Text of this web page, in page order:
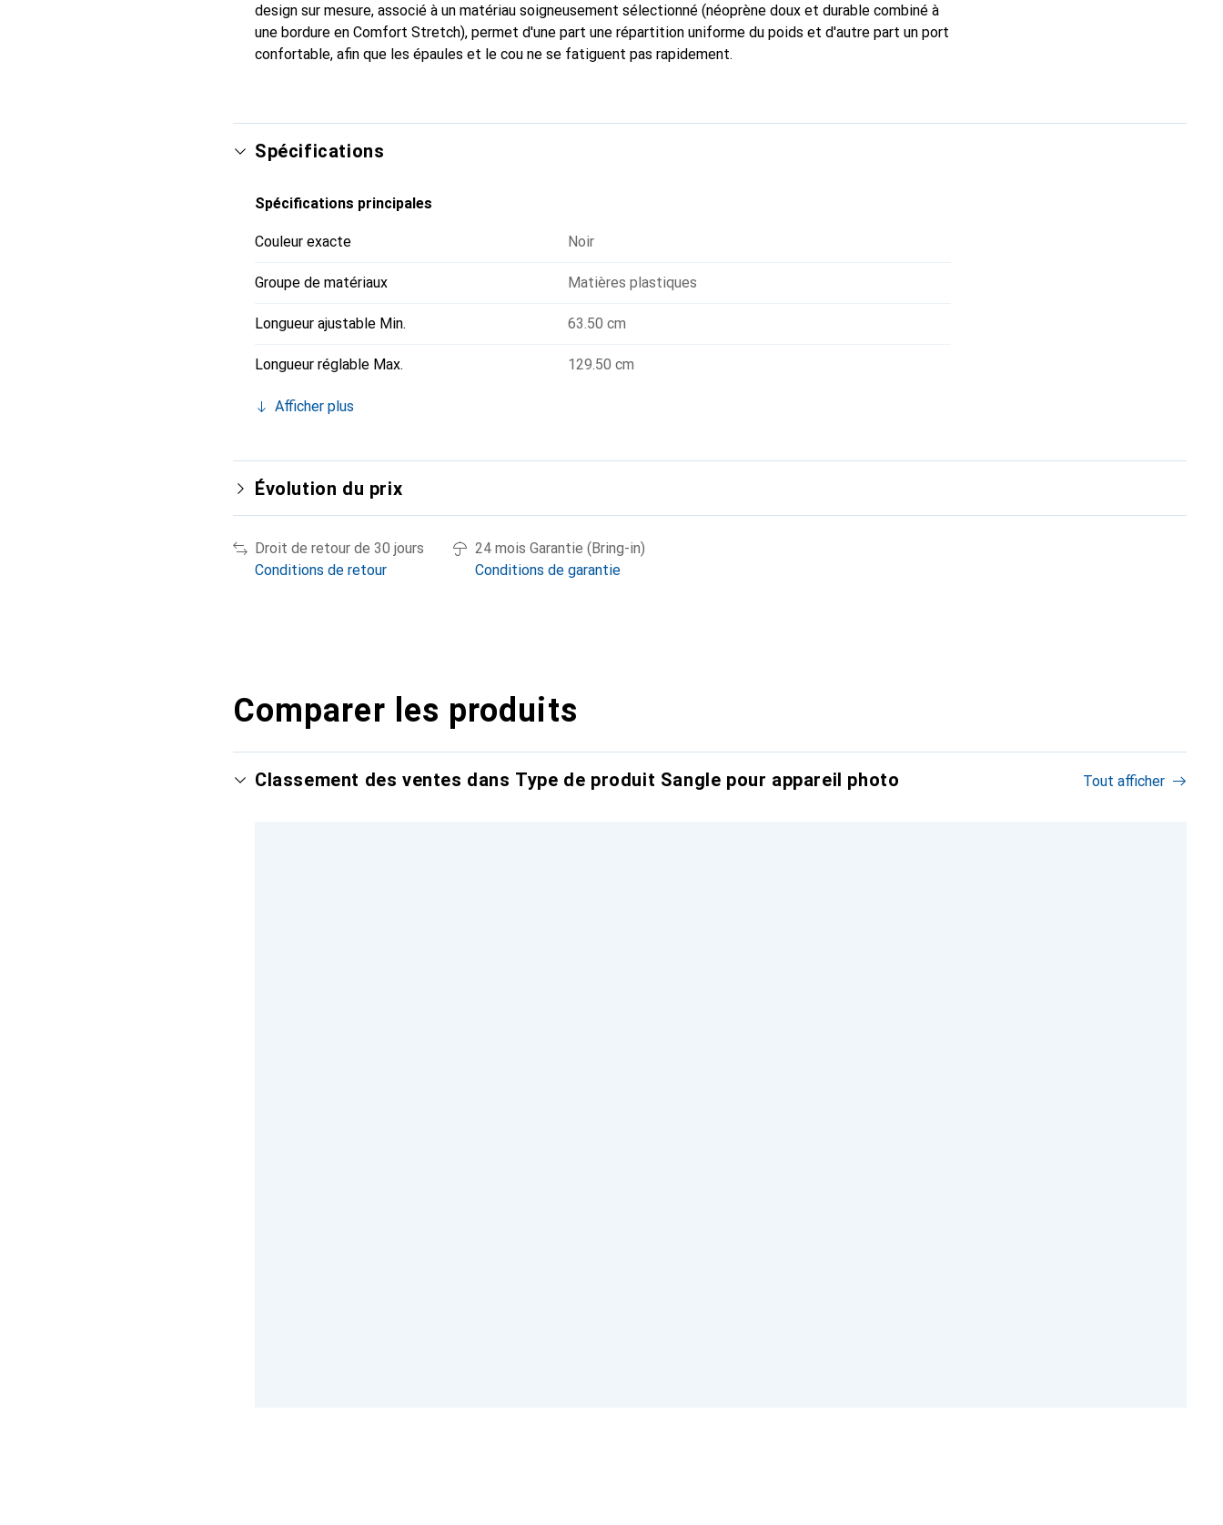
design sur mesure, associé à un matériau soigneusement sélectionné (néoprène doux et durable combiné à
une bordure en Comfort Stretch), permet d'une part une répartition uniforme du poids et d'autre part un port
confortable, afin que les épaules et le cou ne se fatiguent pas rapidement.
Spécifications
Spécifications principales
Couleur exacte Noir
Groupe de matériaux Matières plastiques
Longueur ajustable Min. 63.50 cm
Longueur réglable Max. 129.50 cm
Afficher plus
Évolution du prix
Droit de retour de 30 jours
Conditions de retour
24 mois Garantie (Bring-in)
Conditions de garantie
Comparer les produits
Classement des ventes dans Type de produit Sangle pour appareil photo Tout afficher